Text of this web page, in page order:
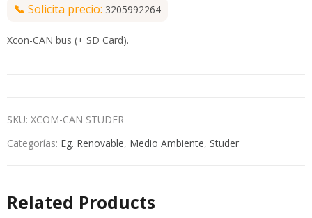
📞 Solicita precio: 3205992264
Xcon-CAN bus (+ SD Card).
SKU: XCOM-CAN STUDER
Categorías: Eg. Renovable, Medio Ambiente, Studer
Related Products